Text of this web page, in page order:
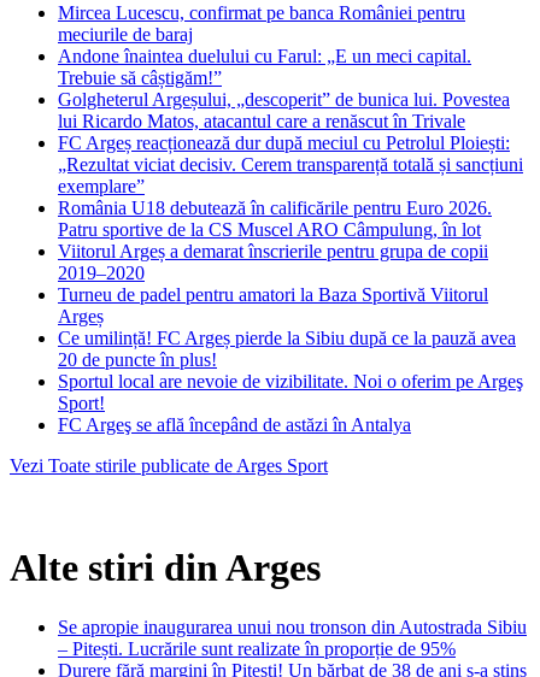
Mircea Lucescu, confirmat pe banca României pentru
meciurile de baraj
Andone înaintea duelului cu Farul: „E un meci capital.
Trebuie să câștigăm!”
Golgheterul Argeșului, „descoperit” de bunica lui. Povestea
lui Ricardo Matos, atacantul care a renăscut în Trivale
FC Argeș reacționează dur după meciul cu Petrolul Ploiești:
„Rezultat viciat decisiv. Cerem transparență totală și sancțiuni
exemplare”
România U18 debutează în calificările pentru Euro 2026.
Patru sportive de la CS Muscel ARO Câmpulung, în lot
Viitorul Argeș a demarat înscrierile pentru grupa de copii
2019–2020
Turneu de padel pentru amatori la Baza Sportivă Viitorul
Argeș
Ce umilință! FC Argeș pierde la Sibiu după ce la pauză avea
20 de puncte în plus!
Sportul local are nevoie de vizibilitate. Noi o oferim pe Argeş
Sport!
FC Argeş se află începând de astăzi în Antalya
Vezi Toate stirile publicate de Arges Sport
Alte stiri din Arges
Se apropie inaugurarea unui nou tronson din Autostrada Sibiu
– Pitești. Lucrările sunt realizate în proporție de 95%
Durere fără margini în Pitești! Un bărbat de 38 de ani s-a stins